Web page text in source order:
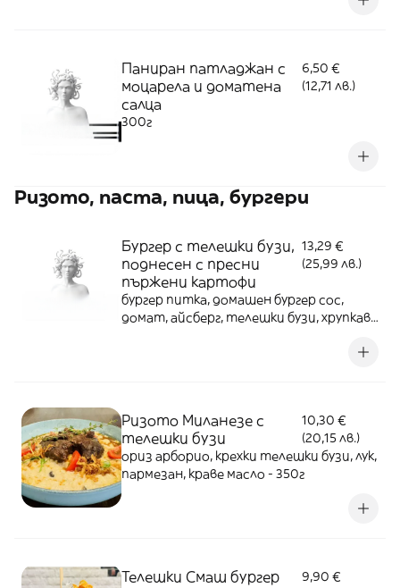
Паниран патладжан с
моцарела и доматена
салца
6,50 €
(12,71 лв.)
300г
Ризото, паста, пицa, бургери
Бургер с телешки бузи,
поднесен с пресни
пържени картофи
13,29 €
(25,99 лв.)
бургер питка, домашен бургер сос,
домат, айсберг, телешки бузи, хрупкав
Ризото Миланезе с
телешки бузи
10,30 €
(20,15 лв.)
ориз арборио, крехки телешки бузи, лук,
пармезан, краве масло - 350г
Телешки Смаш бургер
9,90 €